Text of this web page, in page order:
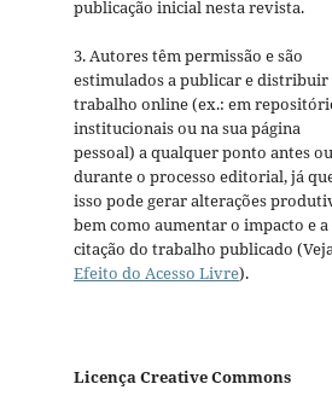
publicação inicial nesta revista.
3. Autores têm permissão e são
estimulados a publicar e distribuir
trabalho online (ex.: em
institucionais ou na sua página
pessoal) a qualquer ponto antes ou
durante o processo editorial, já
isso pode gerar alterações
bem como aumentar o impacto e a
citação do trabalho publicado
Efeito do Acesso Livre).
Licença Creative Commons